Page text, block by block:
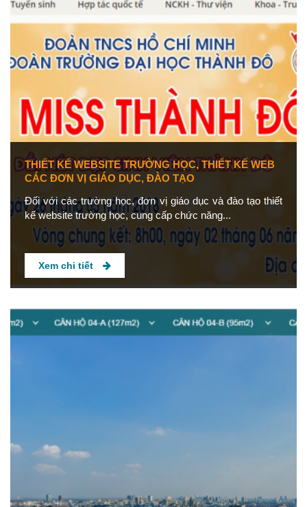
THIẾT KẾ WEBSITE TRƯỜNG HỌC, THIẾT KẾ WEB
CÁC ĐƠN VỊ GIÁO DỤC, ĐÀO TẠO
Đối với các trường học, đơn vị giáo dục và đào tạo thiết
kế website trường học, cung cấp chức năng...
Xem chi tiết